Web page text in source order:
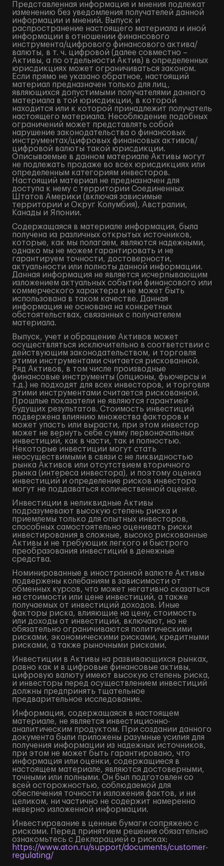
Представленная информация и мнения подлежат
изменению без уведомления получателей данной
информации и мнений. Выпуск и
распространение настоящего материала и иной
информации в отношении финансового
инструмента/цифрового финансового актива/
валюты, в т. ч. цифровой (далее совместно –
Активы, а по отдельности Актив) в определенных
юрисдикциях может ограничиваться законом.
Если прямо не указано обратное, настоящий
материал предназначен только для лиц,
являющихся допустимыми получателями данного
материала в той юрисдикции, в которой
находится или к которой принадлежит получатель
настоящего материала. Несоблюдение подобных
ограничений может представлять собой
нарушение законодательства о финансовых
инструментах/цифровых финансовых активов/
цифровой валюты такой юрисдикции.
Описываемые в данном материале Активы могут
не подлежать продаже во всех юрисдикциях или
определенным категориям инвесторов.
Настоящий материал не предназначен для
доступа к нему с территории Соединенных
Штатов Америки (включая зависимые
территории и Округ Колумбия), Австралии,
Канады и Японии.
Содержащаяся в материале информация, была
получена из различных открытых источников,
которые, как мы полагаем, являются надежными,
однако мы не можем гарантировать и не
гарантируем точности, достоверности,
актуальности или полноты данной информации.
Данная информация не является исчерпывающим
изложением актуальных событий финансового или
коммерческого характера и не может быть
использована в таком качестве. Данная
информация не основана на конкретных
обстоятельствах, связанных с получателем
материала.
Выпуск, учет и обращение Активов может
осуществляться исключительно в соответствии с
действующим законодательством, и торговля
этими инструментами считается рискованной.
Ряд Активов, в том числе производные
финансовые инструменты (опционы, фьючерсы и
т.д.) не подходят для всех инвесторов, и торговля
этими инструментами считается рискованной.
Прошлые показатели не являются гарантией
будущих результатов. Стоимость инвестиций
подвержена влиянию множества факторов и
может упасть или вырасти, при этом инвестор
может не вернуть себе сумму первоначальных
инвестиций, как в части, так и полностью.
Некоторые инвестиции могут стать
неосуществимыми в связи с не ликвидностью
рынка Активов или отсутствием вторичного
рынка (интереса инвестора), и поэтому оценка
инвестиций и определение рисков инвестора
могут не поддаваться количественной оценке.
Инвестиции в неликвидные Активы
подразумевают высокую степень риска и
приемлемы только для опытных инвесторов,
способных самостоятельно оценивать риски
инвестирования в сложные, высоко рискованные
Активы и не требующих легкого и быстрого
преобразования инвестиций в денежные
средства.
Номинированные в иностранной валюте Активы
подвержены колебаниям в зависимости от
обменных курсов, что может негативно сказаться
на стоимости или цене инвестиций, а также
получаемых от инвестиций доходов. Иные
факторы риска, влияющие на цену, стоимость
или доходы от инвестиций, включают, но не
обязательно ограничиваются политическими
рисками, экономическими рисками, кредитными
рисками, а также рыночными рисками.
Инвестиции в Активы на развивающихся рынках,
равно как и в цифровые финансовые активы,
цифровую валюту имеют высокую степень риска,
и инвесторы перед осуществлением инвестиций
должны предпринять тщательное
предварительное исследование.
Информация, содержащаяся в настоящем
материале, не является инвестиционно-
аналитическим продуктом. При создании данного
документа были приложены разумные усилия для
получения информации из надежных источников,
при этом не может быть гарантировано, что
информация или оценки, содержащиеся в
настоящем материале, являются достоверными,
точными или полными. Он был подготовлен со
всей осторожностью, соблюдаемой для
обеспечения точности изложения фактов, и ни
целиком, ни частично не содержит намеренно
неверно изложенной информации.
Инвестирование в ценные бумаги сопряжено с
рисками. Перед принятием решения обязательно
ознакомьтесь с Декларацией о рисках:
https://www.aton.ru/support/documents/customer-
regulating/